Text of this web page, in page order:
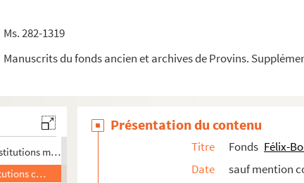
Ms. 282-1319
Manuscrits du fonds ancien et archives de Provins.
privée
de cours
historique sur la Gaule
les institutions mérovingiennes et carolingiennes : introduction et
mérovingiennes
carolingiennes
Présentation du contenu
Titre Fonds Félix-
Date
sauf mention